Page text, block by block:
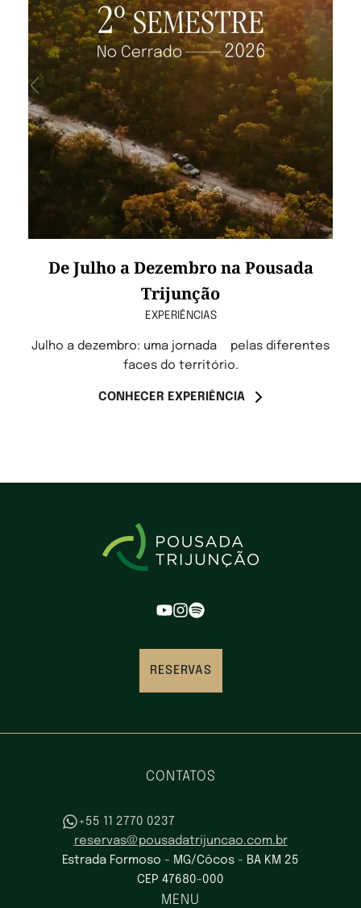
De Julho a Dezembro na Pousada
Trijunção
EXPERIÊNCIAS
Julho a dezembro: uma jornada pelas diferentes
faces do território.
CONHECER EXPERIÊNCIA
RESERVAS
CONTATOS
+55 11 2770 0237
reservas@pousadatrijuncao.com.br
Estrada Formoso - MG/Côcos - BA KM 25
CEP 47680-000
MENU